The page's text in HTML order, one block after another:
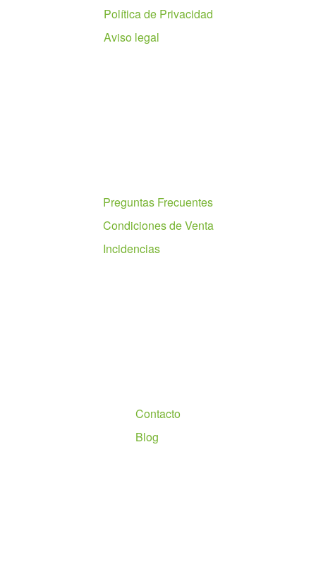
Política de Privacidad
Aviso legal
Preguntas Frecuentes
Condiciones de Venta
Incidencias
Contacto
Blog